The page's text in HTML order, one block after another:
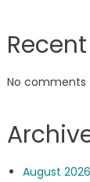
No comments
August 2026